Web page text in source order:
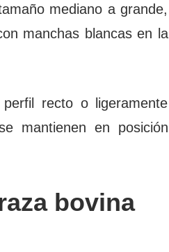
mediano a grande,
manchas blancas en la
recto o ligeramente
mantienen en posición
bovina